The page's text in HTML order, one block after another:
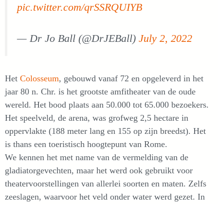
pic.twitter.com/qrSSRQUIYB
— Dr Jo Ball (@DrJEBall) July 2, 2022
Het Colosseum, gebouwd vanaf 72 en opgeleverd in het
jaar 80 n. Chr. is het grootste amfitheater van de oude
wereld. Het bood plaats aan 50.000 tot 65.000 bezoekers.
Het speelveld, de arena, was grofweg 2,5 hectare in
oppervlakte (188 meter lang en 155 op zijn breedst). Het
is thans een toeristisch hoogtepunt van Rome.
We kennen het met name van de vermelding van de
gladiatorgevechten, maar het werd ook gebruikt voor
theatervoorstellingen van allerlei soorten en maten. Zelfs
zeeslagen, waarvoor het veld onder water werd gezet. In